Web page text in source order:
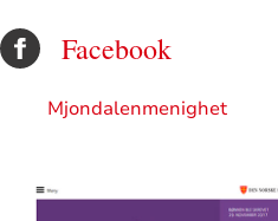
Facebook
Mjondalenmenighet